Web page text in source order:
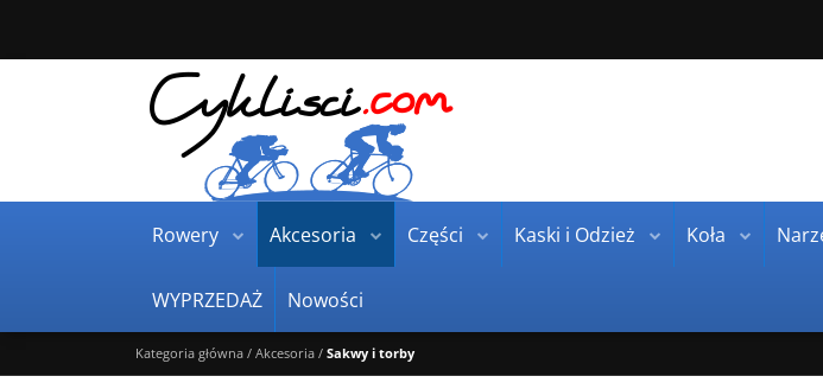
Rowery Akcesoria Części Kaski i Odzież Koła
WYPRZEDAŻ Nowości
Kategoria główna / Akcesoria / Sakwy i torby